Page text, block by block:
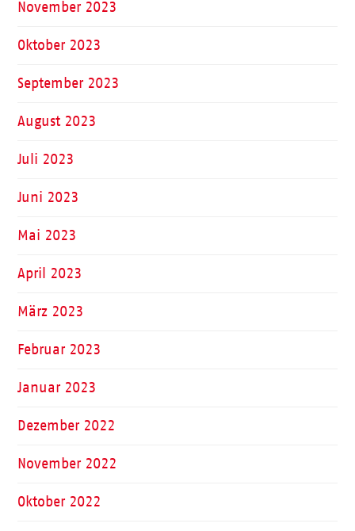
November 2023
Oktober 2023
September 2023
August 2023
Juli 2023
Juni 2023
Mai 2023
April 2023
März 2023
Februar 2023
Januar 2023
Dezember 2022
November 2022
Oktober 2022